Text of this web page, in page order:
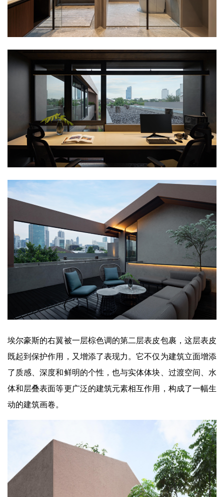
埃尔豪斯的右翼被一层棕色调的第二层表皮包裹，这层表皮
既起到保护作用，又增添了表现力。它不仅为建筑立面增添
了质感、深度和鲜明的个性，也与实体体块、过渡空间、水
体和层叠表面等更广泛的建筑元素相互作用，构成了一幅生
动的建筑画卷。